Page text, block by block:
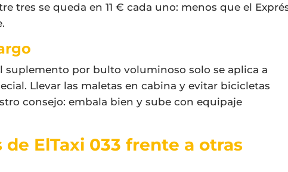
tres se queda en 11 € cada uno: menos que el
suplemento por bulto voluminoso solo se aplica a
Llevar las maletas en cabina y evitar bicicletas
consejo: embala bien y sube con equipaje
ElTaxi 033 frente a otras